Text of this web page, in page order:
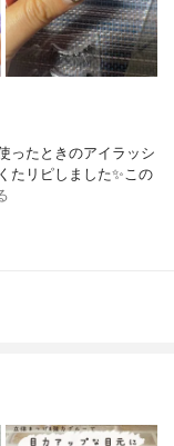
ったときのアイラッシ
たリピしました✨この